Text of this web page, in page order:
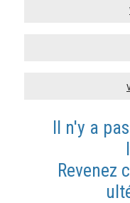
Il n'y a
Revenez